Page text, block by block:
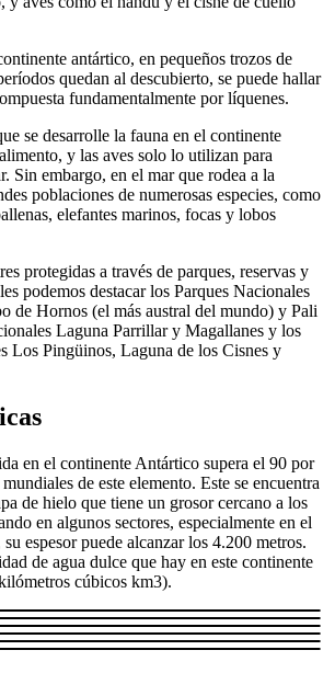
antártico, en pequeños trozos de
quedan al descubierto, se puede hallar
fundamentalmente por líquenes.
se desarrolle la fauna en el continente
y las aves solo lo utilizan para
Sin embargo, en el mar que rodea a la
poblaciones de numerosas especies, como
elefantes marinos, focas y lobos
protegidas a través de parques, reservas y
podemos destacar los Parques Nacionales
de Hornos (el más austral del mundo) y Pali
Laguna Parrillar y Magallanes y los
Los Pingüinos, Laguna de los Cisnes y
en el continente Antártico supera el 90 por
de este elemento. Este se encuentra
de hielo que tiene un grosor cercano a los
en algunos sectores, especialmente en el
espesor puede alcanzar los 4.200 metros.
de agua dulce que hay en este continente
cúbicos km3).